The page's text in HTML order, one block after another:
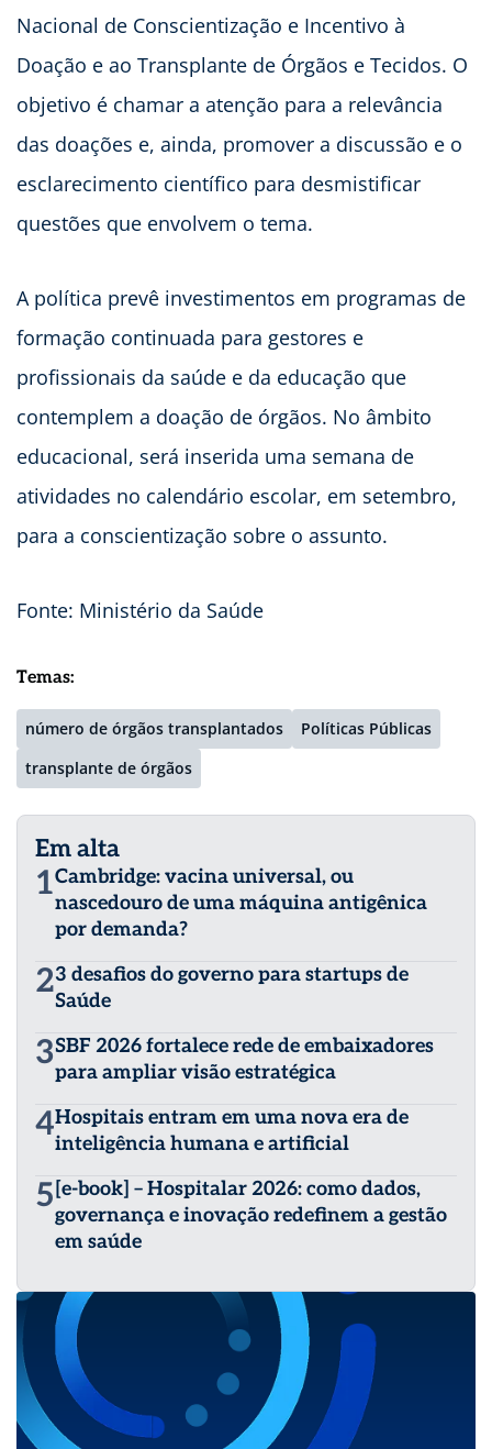
Nacional de Conscientização e Incentivo à
Doação e ao Transplante de Órgãos e Tecidos. O
objetivo é chamar a atenção para a relevância
das doações e, ainda, promover a discussão e o
esclarecimento científico para desmistificar
questões que envolvem o tema.
A política prevê investimentos em programas de
formação continuada para gestores e
profissionais da saúde e da educação que
contemplem a doação de órgãos. No âmbito
educacional, será inserida uma semana de
atividades no calendário escolar, em setembro,
para a conscientização sobre o assunto.
Fonte: Ministério da Saúde
Temas:
número de órgãos transplantados
Políticas Públicas
transplante de órgãos
Em alta
1Cambridge: vacina universal, ou
nascedouro de uma máquina antigênica
por demanda?
23 desafios do governo para startups de
Saúde
3SBF 2026 fortalece rede de embaixadores
para ampliar visão estratégica
4Hospitais entram em uma nova era de
inteligência humana e artificial
5 [e-book] – Hospitalar 2026: como dados,
governança e inovação redefinem a gestão
em saúde